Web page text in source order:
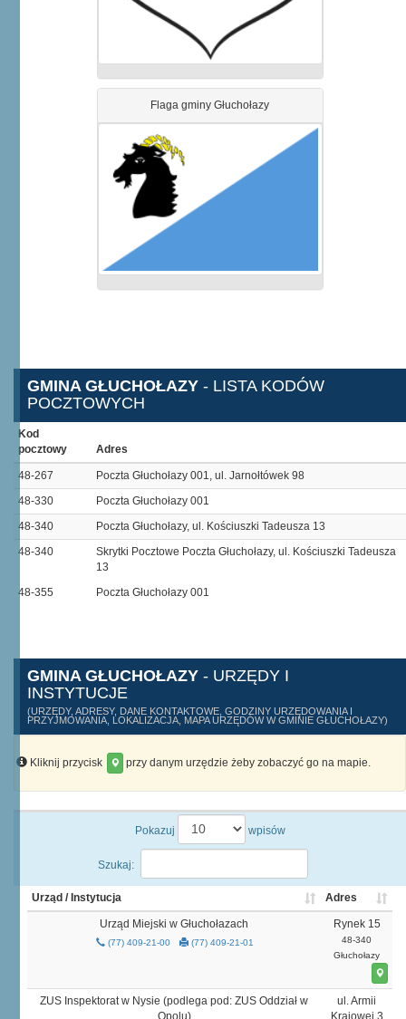
Flaga gminy Głuchołazy
GMINA GŁUCHOŁAZY - LISTA KODÓW
POCZTOWYCH
Kod
pocztowy
Adres
48-267
Poczta Głuchołazy 001, ul. Jarnołtówek 98
48-330
Poczta Głuchołazy 001
48-340
Poczta Głuchołazy, ul. Kościuszki Tadeusza 13
48-340
Skrytki Pocztowe Poczta Głuchołazy, ul. Kościuszki Tadeusza
13
48-355
Poczta Głuchołazy 001
GMINA GŁUCHOŁAZY - URZĘDY I
INSTYTUCJE
(URZĘDY, ADRESY, DANE KONTAKTOWE, GODZINY URZĘDOWANIA I
PRZYJMOWANIA, LOKALIZACJA, MAPA URZĘDÓW W GMINIE GŁUCHOŁAZY)
Kliknij przycisk przy danym urzędzie żeby zobaczyć go na mapie.
Pokazuj wpisów
Szukaj:
Urząd / Instytucja Adres
Urząd Miejski w Głuchołazach
(77) 409-21-00 (77) 409-21-01
Rynek 15
48-340
Głuchołazy
ZUS Inspektorat w Nysie (podlega pod: ZUS Oddział w
Opolu)
ul. Armii
Krajowej 3